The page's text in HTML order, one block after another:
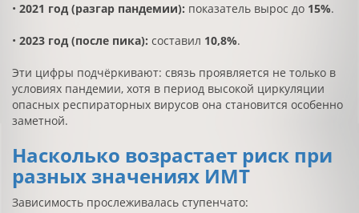
• 2021 год (разгар пандемии): показатель вырос до 15%.
• 2023 год (после пика): составил 10,8%.
Эти цифры подчёркивают: связь проявляется не только в
условиях пандемии, хотя в период высокой циркуляции
опасных респираторных вирусов она становится особенно
заметной.
Насколько возрастает риск при
разных значениях ИМТ
Зависимость прослеживалась ступенчато: